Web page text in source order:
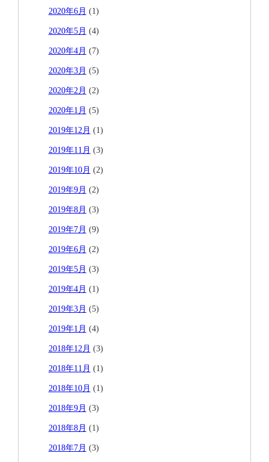
2020年6月 (1)
2020年5月 (4)
2020年4月 (7)
2020年3月 (5)
2020年2月 (2)
2020年1月 (5)
2019年12月 (1)
2019年11月 (3)
2019年10月 (2)
2019年9月 (2)
2019年8月 (3)
2019年7月 (9)
2019年6月 (2)
2019年5月 (3)
2019年4月 (1)
2019年3月 (5)
2019年1月 (4)
2018年12月 (3)
2018年11月 (1)
2018年10月 (1)
2018年9月 (3)
2018年8月 (1)
2018年7月 (3)